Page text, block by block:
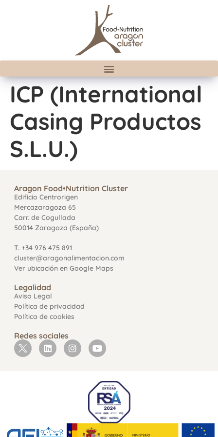
ICP (International
Casing Productos
S.L.U.)
Aragon Food•Nutrition Cluster
Edificio Centrorigen
Mercazaragoza 65
Carr. de Cogullada
50014 Zaragoza (España)
T. +34 976 475 891
cluster@aragonalimentacion.com
Ver ubicación en Google Maps
Legalidad
Aviso Legal
Política de privacidad
Política de cookies
Redes sociales